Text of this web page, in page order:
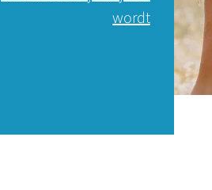
wordt